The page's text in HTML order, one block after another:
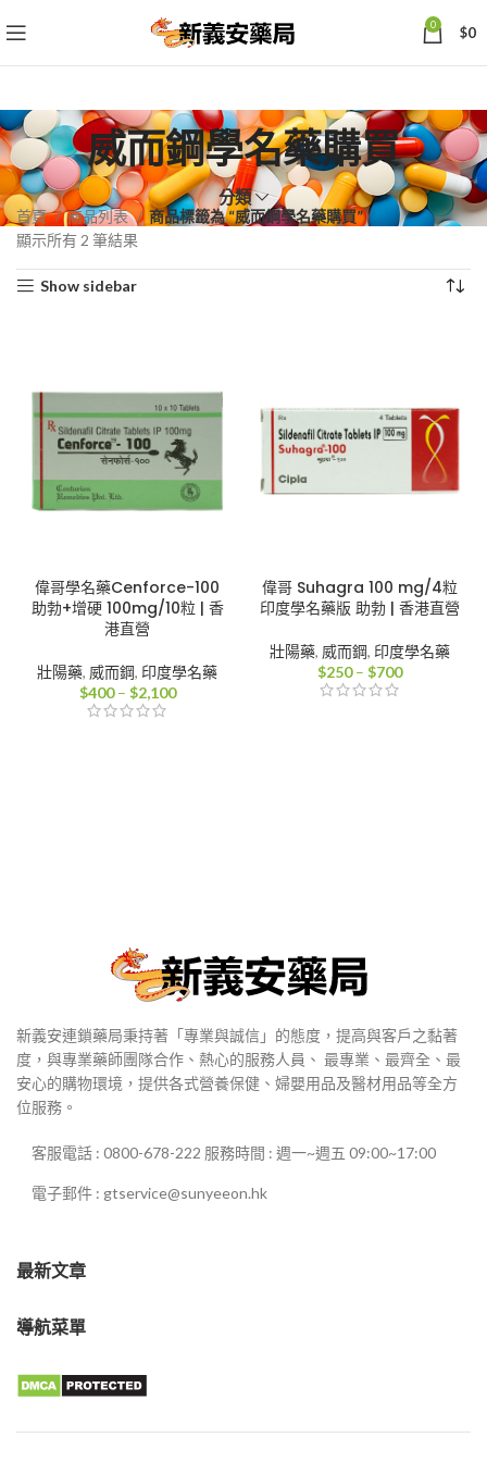
0 $0
威而鋼學名藥購買
分類
首頁 商品列表
商品標籤為 “威而鋼學名藥購買”
顯示所有 2 筆結果
Show sidebar
偉哥學名藥Cenforce-100
助勃+增硬 100mg/10粒 | 香
港直營
壯陽藥, 威而鋼, 印度學名藥
$400 – $2,100價
偉哥 Suhagra 100 mg/4粒
印度學名藥版 助勃 | 香港直營
壯陽藥, 威而鋼, 印度學名藥
$250 – $700價
新義安連鎖藥局秉持著「專業與誠信」的態度，提高與客戶之黏著
度，與專業藥師團隊合作、熱心的服務人員、 最專業、最齊全、最
安心的購物環境，提供各式營養保健、婦嬰用品及醫材用品等全方
位服務。
客服電話 : 0800-678-222 服務時間 : 週一~週五 09:00~17:00
電子郵件 : gtservice@sunyeeon.hk
最新文章
導航菜單